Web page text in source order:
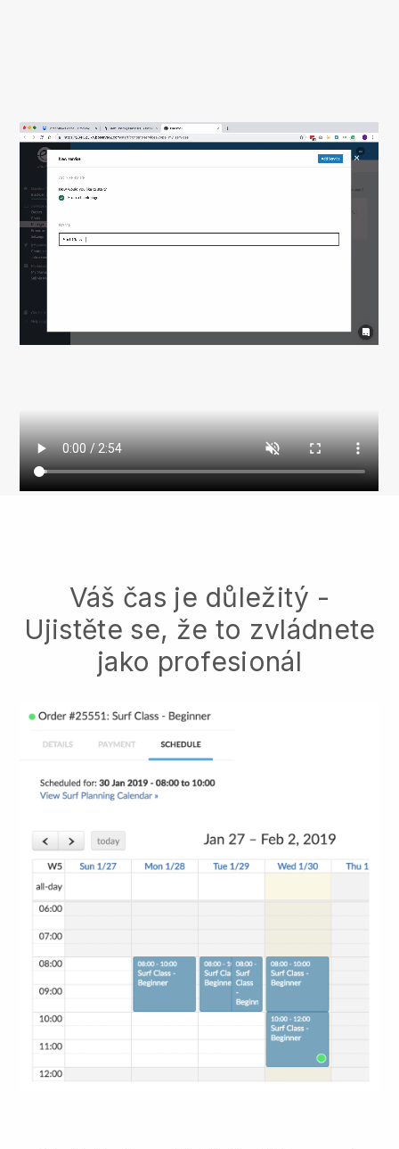
Váš čas je důležitý -
Ujistěte se, že to zvládnete
jako profesionál